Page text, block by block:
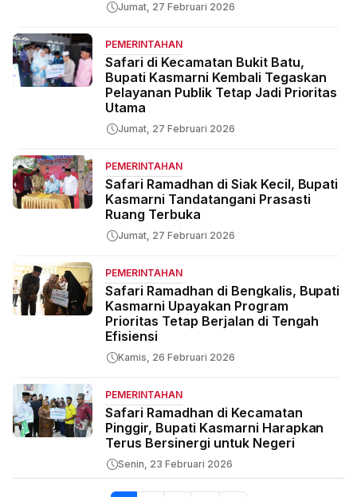
Jumat, 27 Februari 2026
PEMERINTAHAN
Safari di Kecamatan Bukit Batu,
Bupati Kasmarni Kembali Tegaskan
Pelayanan Publik Tetap Jadi Prioritas
Utama
Jumat, 27 Februari 2026
PEMERINTAHAN
Safari Ramadhan di Siak Kecil, Bupati
Kasmarni Tandatangani Prasasti
Ruang Terbuka
Jumat, 27 Februari 2026
PEMERINTAHAN
Safari Ramadhan di Bengkalis, Bupati
Kasmarni Upayakan Program
Prioritas Tetap Berjalan di Tengah
Efisiensi
Kamis, 26 Februari 2026
PEMERINTAHAN
Safari Ramadhan di Kecamatan
Pinggir, Bupati Kasmarni Harapkan
Terus Bersinergi untuk Negeri
Senin, 23 Februari 2026